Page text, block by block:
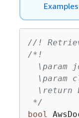
//!
/*!
\param
\param
\return
*/
bool